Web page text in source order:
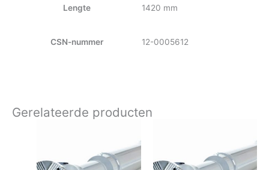
Lengte 1420 mm
CSN-nummer 12-0005612
Gerelateerde producten